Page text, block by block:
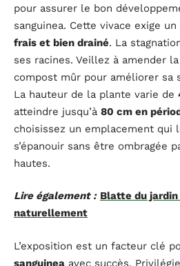
pour assurer le bon
sanguinea. Cette vivace exige un
frais et bien drainé. La
ses racines. Veillez à amender
compost mûr pour améliorer
La hauteur de la plante varie de
atteindre jusqu’à 80 cm en
choisissez un emplacement qui
s’épanouir sans être ombragée
hautes.
Lire également : Blatte du
naturellement
L’exposition est un facteur clé
sanguinea avec succès.